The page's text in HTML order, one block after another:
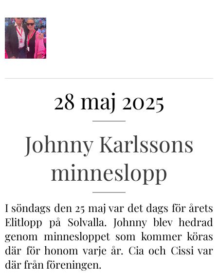
28 maj 2025
Johnny Karlssons
minneslopp
I söndags den 25 maj var det dags för årets
Elitlopp på Solvalla. Johnny blev hedrad
genom minnesloppet som kommer köras
där för honom varje år. Cia och Cissi var
där från föreningen.